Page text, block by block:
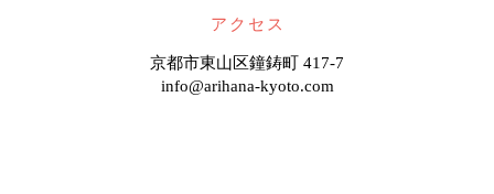
アクセス
京都市東山区鐘鋳町 417-7
info@arihana-kyoto.com